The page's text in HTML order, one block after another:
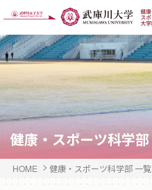
健康・スポーツ科学部
HOME 健康・スポーツ科学部 一覧